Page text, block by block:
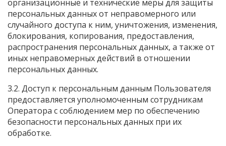
организационные и технические меры для защиты
персональных данных от неправомерного или
случайного доступа к ним, уничтожения, изменения,
блокирования, копирования, предоставления,
распространения персональных данных, а также от
иных неправомерных действий в отношении
персональных данных.
3.2. Доступ к персональным данным Пользователя
предоставляется уполномоченным сотрудникам
Оператора с соблюдением мер по обеспечению
безопасности персональных данных при их
обработке.